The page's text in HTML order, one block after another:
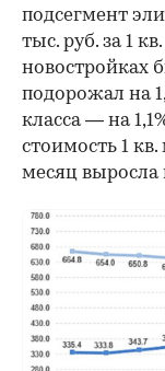
подсегмент
тыс. руб. за 1
новостройках
подорожал на
класса — на
стоимость 1
месяц выросла